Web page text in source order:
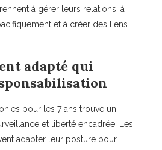
à gérer leurs relations, à
et à créer des liens
adapté qui
pour les 7 ans trouve un
et liberté encadrée. Les
adapter leur posture pour